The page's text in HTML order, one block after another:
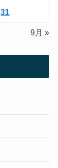
31
9月 »